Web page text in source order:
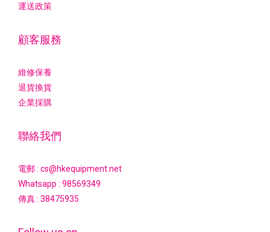
運送政策
顧客服務
維修保養
退貨換貨
企業採購
聯絡我們
電郵 : cs@hkequipment.net
Whatsapp : 98569349
傳真 : 38475935